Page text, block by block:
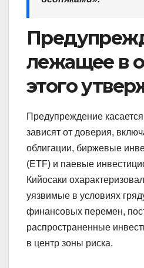
лежащее в
этого
Предупреждение
зависят от доверия,
облигации, биржевые
(ETF) и паевые
Кийосаки
уязвимые в условиях
финансовых перемен,
распространенные
в центр зоны риска.